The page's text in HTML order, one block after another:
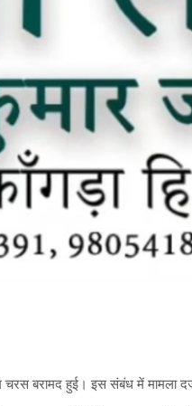
बरामद हुई। इस संबंध में मामला